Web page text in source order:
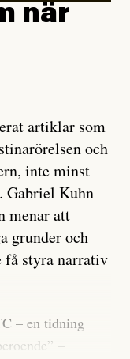
när
artiklar som
och
inte minst
Gabriel Kuhn
menar att
grunder och
få styra narrativ
– en tidning
–